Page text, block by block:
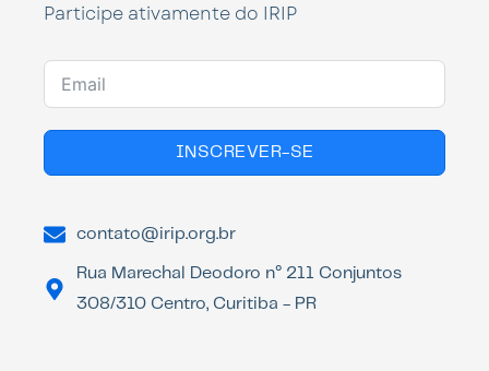
Participe ativamente do IRIP
INSCREVER-SE
contato@irip.org.br
Rua Marechal Deodoro n° 211 Conjuntos
308/310 Centro, Curitiba - PR